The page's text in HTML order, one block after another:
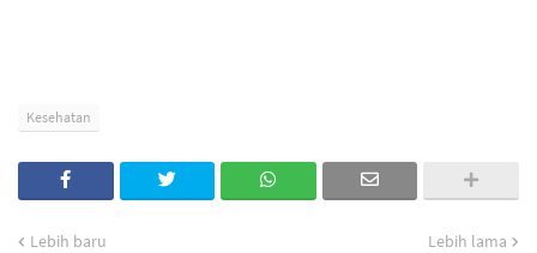
Kesehatan
Lebih baru Lebih lama